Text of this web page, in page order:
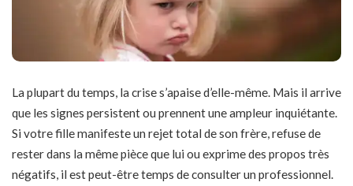
La plupart du temps, la crise s’apaise d’elle-même. Mais il arrive
que les signes persistent ou prennent une ampleur inquiétante.
Si votre fille manifeste un rejet total de son frère, refuse de
rester dans la même pièce que lui ou exprime des propos très
négatifs, il est peut-être temps de consulter un professionnel.